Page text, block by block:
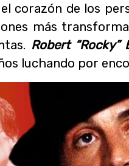
corazón de los
más
Robert “Rocky”
luchando por